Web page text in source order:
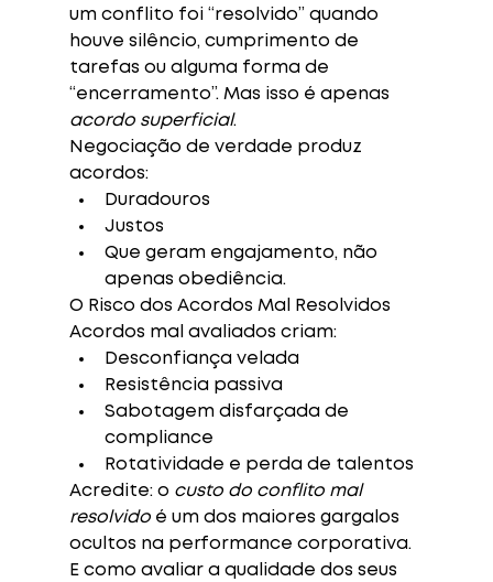
um conflito foi “resolvido” quando
houve silêncio, cumprimento de
tarefas ou alguma forma de
“encerramento”. Mas isso é apenas
acordo superficial.
Negociação de verdade produz
acordos:
Duradouros
Justos
Que geram engajamento, não
apenas obediência.
O Risco dos Acordos Mal Resolvidos
Acordos mal avaliados criam:
Desconfiança velada
Resistência passiva
Sabotagem disfarçada de
compliance
Rotatividade e perda de talentos
Acredite: o custo do conflito mal
resolvido é um dos maiores gargalos
ocultos na performance corporativa.
E como avaliar a qualidade dos seus